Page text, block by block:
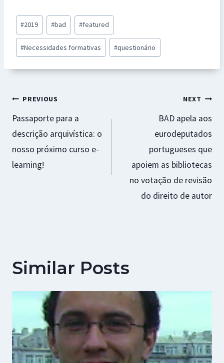
b
o
o
k
at
sA
p
p
se
n
ge
r
er
es
t
l
e
Post
Tags:
#2019 #bad #featured
#Necessidades formativas #questionário
Navegação
de
artigos
PREVIOUS
Passaporte para a
descrição arquivística: o
nosso próximo curso e-
learning!
NEXT
BAD apela aos
eurodeputados
portugueses que
apoiem as bibliotecas
no votação de revisão
do direito de autor
Similar Posts